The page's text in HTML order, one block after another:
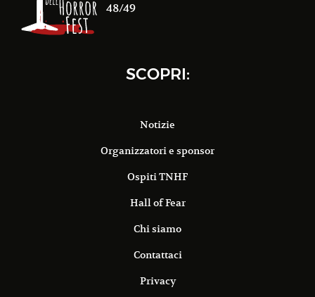
48/49
SCOPRI:
Notizie
Organizzatori e sponsor
Ospiti TNHF
Hall of Fear
Chi siamo
Contattaci
Privacy